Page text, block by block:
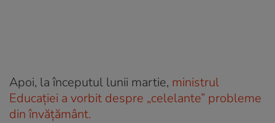
Apoi, la începutul lunii martie, ministrul
Educației a vorbit despre „celelante” probleme
din învățământ.